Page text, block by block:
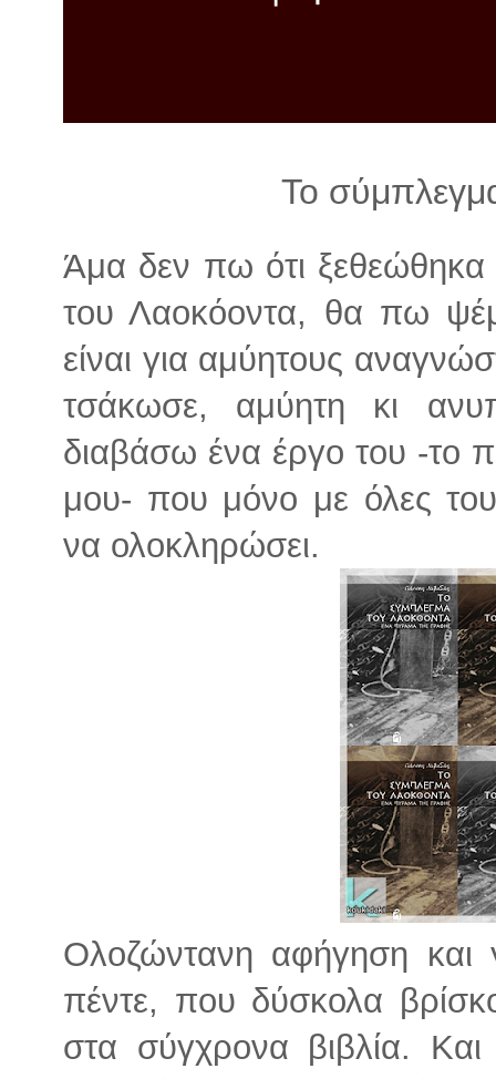
Το
Άμα δεν πω ότι
του Λαοκόοντα, θα πω
είναι για αμύητους
τσάκωσε, αμύητη κι
διαβάσω ένα έργο του -το
μου- που μόνο με όλες του
να ολοκληρώσει.
Ολοζώντανη αφήγηση και
πέντε, που δύσκολα
στα σύγχρονα βιβλία.